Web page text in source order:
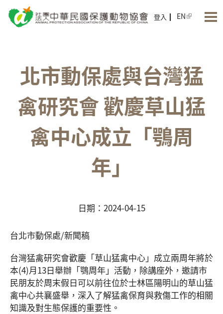
登入 EN
北市動保處與台灣猛
禽研究會 歡慶草山猛
禽中心成立「鶚周
年」
日期：2024-04-15
台北市動保處/新聞稿
台灣猛禽研究會歡慶「草山猛禽中心」成立兩周年將於
本(4)月13日舉辦「鶚周年」活動，除講座外，邀請市
民朋友於周末假日可以前往位於士林區陽明山的草山猛
禽中心共襄盛舉，深入了解猛禽保育與救傷工作的相關
知識及對生態保護的重要性。